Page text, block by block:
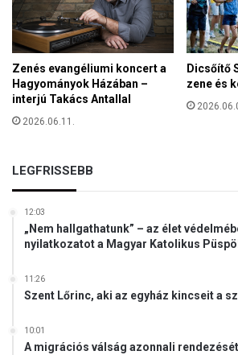
o
g
y
t
i
u
e
s
t
é
s
Zenés evangéliumi koncert a
Hagyományok Házában –
interjú Takács Antallal
2026.06.11.
Dicsőítő
zene és
LEGFRISSEBB
12:03
„Nem hallgathatunk” – az élet
nyilatkozatot a Magyar Katolikus
11:26
Szent Lőrinc, aki az egyház kincseit a
10:01
A migrációs válság azonnali